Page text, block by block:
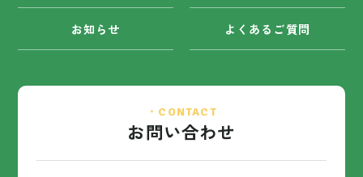
お知らせ よくあるご質問
・CONTACT
お問い合わせ